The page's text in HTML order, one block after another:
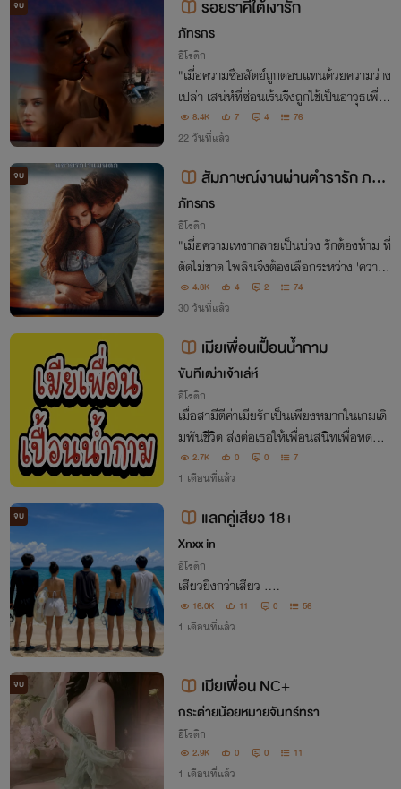
จบ รอยราคีใต้เงารัก
ภัทรกร
อีโรติก
"เมื่อความซื่อสัตย์ถูกตอบแทนด้วยความว่าง
เปล่า เสน่ห์ที่ซ่อนเร้นจึงถูกใช้เป็นอาวุธเพื่อ
แลกความอยู่รอด ระหว่างวิศวกรหนุ่มผู้อ่อน
โยนกับเพื่อนสามีที่แอบรักเธอมานาน...เธอ
8.4K 7 4 76
22 วันที่แล้ว
จบ
สัมภาษณ์งานผ่านตำรารัก ภาค
2: บทสรุปทางเลือกของหัวใจ
ภัทรกร
อีโรติก
"เมื่อความเหงากลายเป็นบ่วง รักต้องห้าม ที่
ตัดไม่ขาด ไพลินจึงต้องเลือกระหว่าง 'ความ
ซื่อสัตย์' กับ 'สัมผัสอันเร่าร้อน' เธอจะยอมเ
ป็นเมียหลวงที่ถูกลืม หรือจะถลำลึกสู่ไฟสว
าทที่ยากจะถอนตัว
4.3K 4 2 74
30 วันที่แล้ว
เมียเพื่อนเปื้อนน้ำกาม
ขันทีเฒ่าเจ้าเล่ห์
อีโรติก
เมื่อสามีตีค่าเมียรักเป็นเพียงหมากในเกมเดิ
มพันชีวิต ส่งต่อเธอให้เพื่อนสนิทเพื่อทดสอ
บกามารมณ์ภายใต้กรงทอง กรงขังแห่งควา
มปรารถนาที่ไม่มีทางออก กำลังจะมอดไหม้
2.7K 0 0 7
1 เดือนที่แล้ว
จบ แลกคู่เสียว 18+
Xnxx in
อีโรติก
เสียวยิ่งกว่าเสียว ....
16.0K 11 0 56
1 เดือนที่แล้ว
จบ เมียเพื่อน NC+
กระต่ายน้อยหมายจันทร์ทรา
อีโรติก
2.9K 0 0 11
1 เดือนที่แล้ว